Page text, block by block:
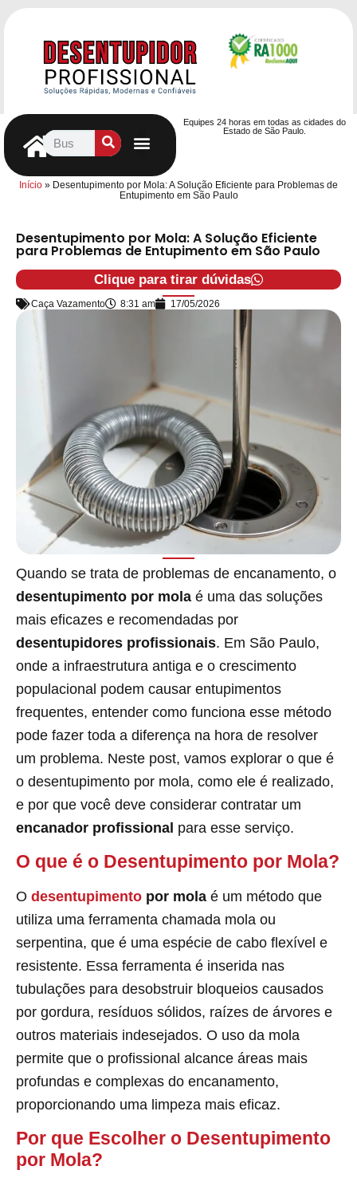
Equipes 24 horas em todas as cidades do
Estado de São Paulo.
Início » Desentupimento por Mola: A Solução Eficiente para Problemas de
Entupimento em São Paulo
Desentupimento por Mola: A Solução Eficiente
para Problemas de Entupimento em São Paulo
Clique para tirar dúvidas
Caça Vazamento 8:31 am 17/05/2026
Quando se trata de problemas de encanamento, o
desentupimento por mola é uma das soluções
mais eficazes e recomendadas por
desentupidores profissionais. Em São Paulo,
onde a infraestrutura antiga e o crescimento
populacional podem causar entupimentos
frequentes, entender como funciona esse método
pode fazer toda a diferença na hora de resolver
um problema. Neste post, vamos explorar o que é
o desentupimento por mola, como ele é realizado,
e por que você deve considerar contratar um
encanador profissional para esse serviço.
O que é o Desentupimento por Mola?
O desentupimento por mola é um método que
utiliza uma ferramenta chamada mola ou
serpentina, que é uma espécie de cabo flexível e
resistente. Essa ferramenta é inserida nas
tubulações para desobstruir bloqueios causados
por gordura, resíduos sólidos, raízes de árvores e
outros materiais indesejados. O uso da mola
permite que o profissional alcance áreas mais
profundas e complexas do encanamento,
proporcionando uma limpeza mais eficaz.
Por que Escolher o Desentupimento
por Mola?